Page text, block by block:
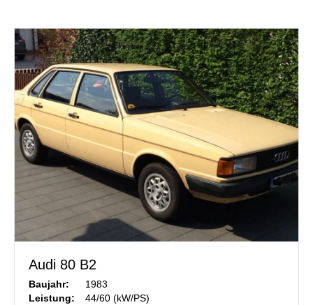
Audi 80 B2
Baujahr:
1983
Leistung:
44/60 (kW/PS)